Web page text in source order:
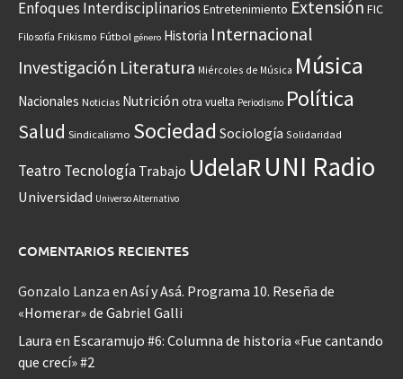
Enfoques Interdisciplinarios Entretenimiento Extensión FIC
Filosofía Frikismo Fútbol género Historia Internacional
Investigación Literatura Miércoles de Música Música
Nacionales Noticias Nutrición otra vuelta Periodismo Política
Salud Sindicalismo Sociedad Sociología Solidaridad
Teatro Tecnología Trabajo UdelaRUNI Radio
Universidad Universo Alternativo
COMENTARIOS RECIENTES
Gonzalo Lanza en Así y Asá. Programa 10. Reseña de
«Homerar» de Gabriel Galli
Laura en Escaramujo #6: Columna de historia «Fue cantando
que crecí» #2